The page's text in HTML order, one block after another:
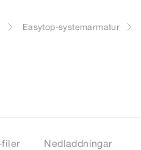
Easytop-systemarmatur
filer Nedladdningar